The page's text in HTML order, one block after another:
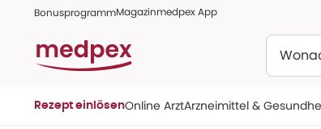
BonusprogrammMagazinmedpex App
Rezept einlösenOnline ArztArzneimittel &